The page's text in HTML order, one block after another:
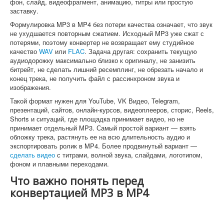
заставку.
Формулировка MP3 в MP4 без потери качества означает, что звук
не ухудшается повторным сжатием. Исходный MP3 уже сжат с
потерями, поэтому конвертер не возвращает ему студийное
качество WAV или FLAC. Задача другая: сохранить текущую
аудиодорожку максимально близко к оригиналу, не занизить
битрейт, не сделать лишний ресемплинг, не обрезать начало и
конец трека, не получить файл с рассинхроном звука и
изображения.
Такой формат нужен для YouTube, VK Видео, Telegram,
презентаций, сайтов, онлайн-курсов, видеоплееров, сторис, Reels,
Shorts и ситуаций, где площадка принимает видео, но не
принимает отдельный MP3. Самый простой вариант — взять
обложку трека, растянуть ее на всю длительность аудио и
экспортировать ролик в MP4. Более продвинутый вариант —
сделать видео с титрами, волной звука, слайдами, логотипом,
фоном и плавными переходами.
Что важно понять перед
конвертацией MP3 в MP4